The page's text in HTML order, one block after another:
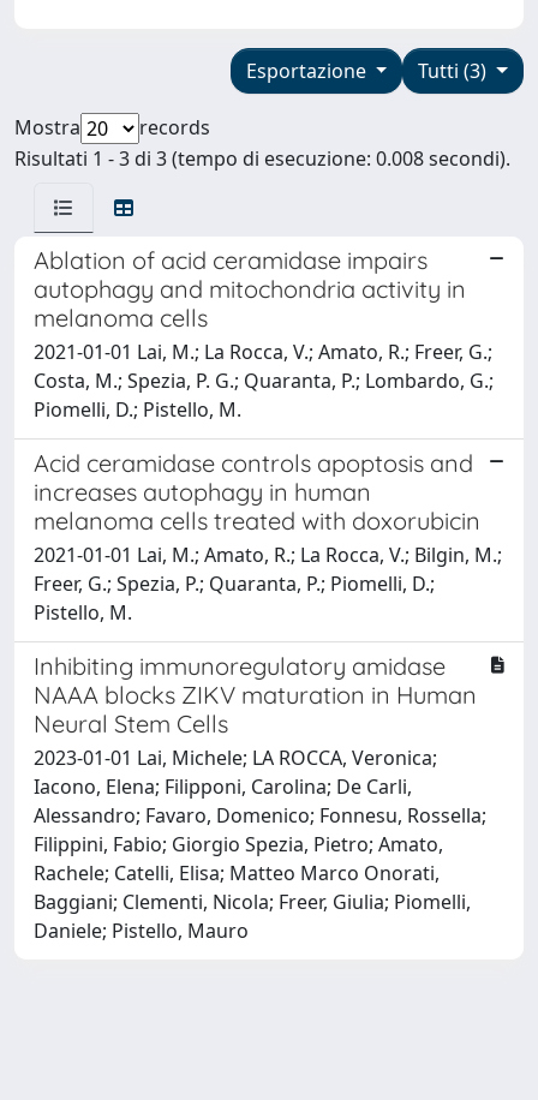
Tutti (3)
Esportazione
Mostra
records
Risultati 1 - 3 di 3 (tempo di esecuzione: 0.008 secondi).
Ablation of acid ceramidase impairs
autophagy and mitochondria activity in
melanoma cells
2021-01-01 Lai, M.; La Rocca, V.; Amato, R.; Freer, G.;
Costa, M.; Spezia, P. G.; Quaranta, P.; Lombardo, G.;
Piomelli, D.; Pistello, M.
Acid ceramidase controls apoptosis and
increases autophagy in human
melanoma cells treated with doxorubicin
2021-01-01 Lai, M.; Amato, R.; La Rocca, V.; Bilgin, M.;
Freer, G.; Spezia, P.; Quaranta, P.; Piomelli, D.;
Pistello, M.
Inhibiting immunoregulatory amidase
NAAA blocks ZIKV maturation in Human
Neural Stem Cells
2023-01-01 Lai, Michele; LA ROCCA, Veronica;
Iacono, Elena; Filipponi, Carolina; De Carli,
Alessandro; Favaro, Domenico; Fonnesu, Rossella;
Filippini, Fabio; Giorgio Spezia, Pietro; Amato,
Rachele; Catelli, Elisa; Matteo Marco Onorati,
Baggiani; Clementi, Nicola; Freer, Giulia; Piomelli,
Daniele; Pistello, Mauro